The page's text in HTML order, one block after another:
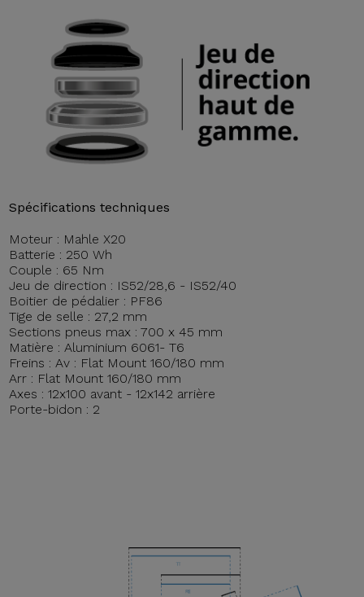
Spécifications techniques
Moteur : Mahle X20
Batterie : 250 Wh
Couple : 65 Nm
Jeu de direction : IS52/28,6 - IS52/40
Boitier de pédalier : PF86
Tige de selle : 27,2 mm
Sections pneus max : 700 x 45 mm
Matière : Aluminium 6061- T6
Freins : Av : Flat Mount 160/180 mm
Arr : Flat Mount 160/180 mm
Axes : 12x100 avant - 12x142 arrière
Porte-bidon : 2